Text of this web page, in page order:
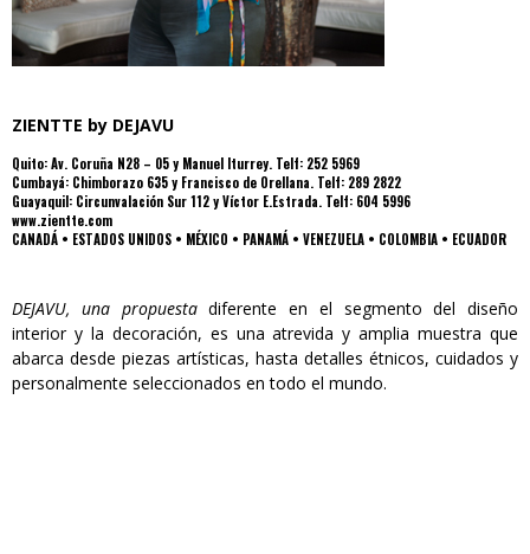
ZIENTTE by DEJAVU
Quito: Av. Coruña N28 – 05 y Manuel Iturrey. Telf: 252 5969
Cumbayá: Chimborazo 635 y Francisco de Orellana. Telf: 289 2822
Guayaquil: Circunvalación Sur 112 y Víctor E.Estrada. Telf: 604 5996
www.zientte.com
CANADÁ • ESTADOS UNIDOS • MÉXICO • PANAMÁ • VENEZUELA • COLOMBIA • ECUADOR
DEJAVU, una propuestadiferente en el segmento del diseño
interior y la decoración, es una atrevida y amplia muestra que
abarca desde piezas artísticas, hasta detalles étnicos, cuidados y
personalmente seleccionados en todo el mundo.